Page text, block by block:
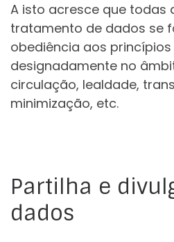
A isto acresce que todas
tratamento de dados se
obediência aos
designadamente no
circulação, lealdade,
minimização, etc.
Partilha e
dados